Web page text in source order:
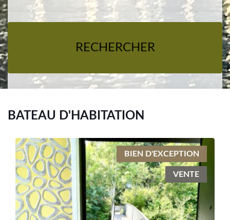
RECHERCHER
BATEAU D'HABITATION
BIEN D'EXCEPTION
VENTE